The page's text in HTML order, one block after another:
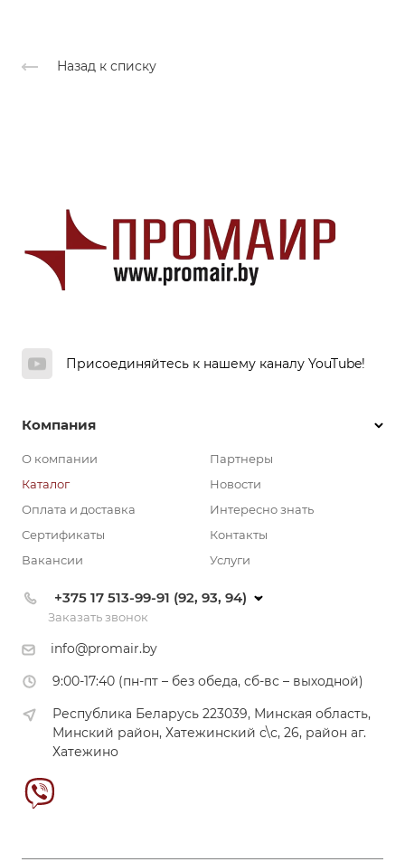
Назад к списку
Присоединяйтесь к нашему каналу YouTube!
Компания
О компании
Каталог
Оплата и доставка
Сертификаты
Вакансии
Партнеры
Новости
Интересно знать
Контакты
Услуги
+375 17 513-99-91 (92, 93, 94)
Заказать звонок
info@promair.by
9:00-17:40 (пн-пт – без обеда, сб-вс – выходной)
Республика Беларусь 223039, Минская область,
Минский район, Хатежинский с\с, 26, район аг.
Хатежино